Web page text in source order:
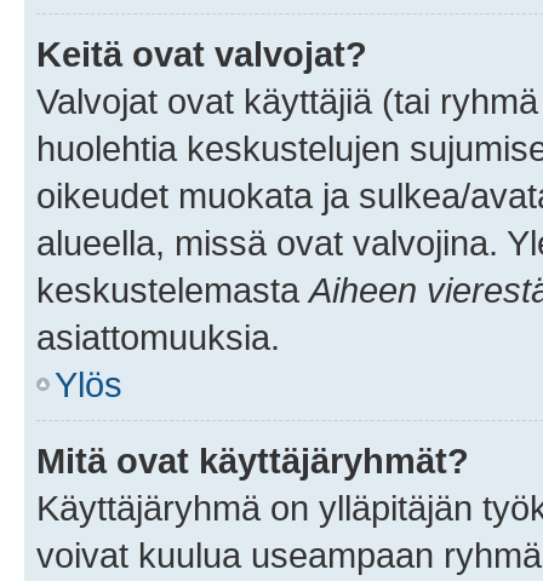
Keitä ovat valvojat?
Valvojat ovat käyttäjiä (tai
huolehtia keskustelujen
oikeudet muokata ja sulkea/
alueella, missä ovat valvojina.
keskustelemasta Aiheen
asiattomuuksia.
Ylös
Mitä ovat käyttäjäryhmät?
Käyttäjäryhmä on ylläpitäjän
voivat kuulua useampaan